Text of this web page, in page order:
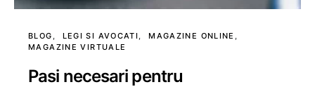
BLOG LEGI SI AVOCATI
MAGAZINE ONLINE
MAGAZINE VIRTUALE
Pasi necesari pentru